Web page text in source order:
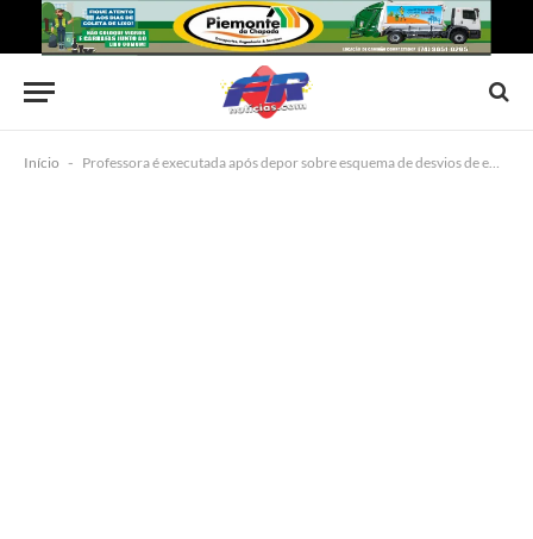
Início - Professora é executada após depor sobre esquema de desvios de emendas parlamentares